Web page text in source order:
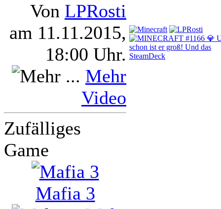
Von LPRosti
am 11.11.2015,
18:00 Uhr.
Mehr
Video
Zufälliges
Game
Mafia 3